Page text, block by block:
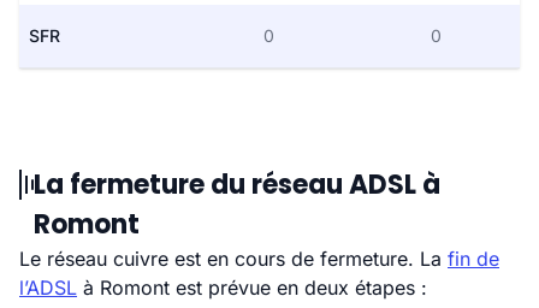
SFR 0 0
La fermeture du réseau ADSL à
Romont
Le réseau cuivre est en cours de fermeture. La fin de
l’ADSL à Romont est prévue en deux étapes :